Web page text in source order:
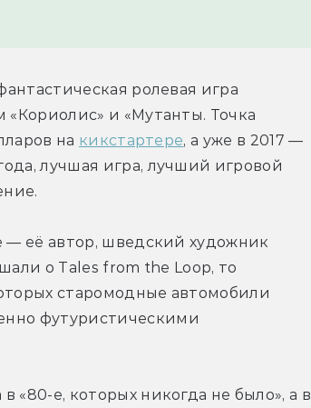
ролевая игра
и «Мутанты. Точка
на кикстартере, а уже в 2017 —
лучшая игра, лучший игровой
— её автор, шведский художник
о Tales from the Loop, то
старомодные автомобили
футуристическими
«80-е, которых никогда не было», а в